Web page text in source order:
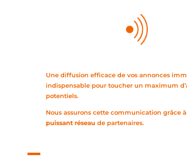
Une diffusion efficace de vos annonces
indispensable pour toucher un maximum
potentiels.
Nous assurons cette communication grâce
puissant réseau de partenaires.